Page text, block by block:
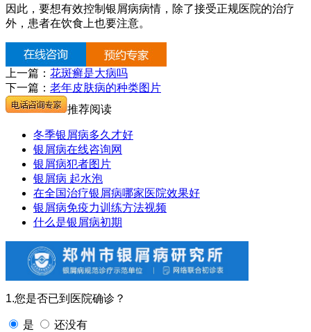
因此，要想有效控制银屑病病情，除了接受正规医院的治疗
外，患者在饮食上也要注意。
上一篇： 花斑癣是大病吗
下一篇： 老年皮肤病的种类图片
推荐阅读
冬季银屑病多久才好
银屑病在线咨询网
银屑病犯者图片
银屑病 起水泡
在全国治疗银屑病哪家医院效果好
银屑病免疫力训练方法视频
什么是银屑病初期
1.您是否已到医院确诊？
是 还没有